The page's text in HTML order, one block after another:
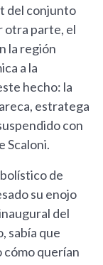
del conjunto
otra parte, el
la región
a la
hecho: la
estratega
con
Scaloni.
de
su enojo
del
sabía que
cómo querían